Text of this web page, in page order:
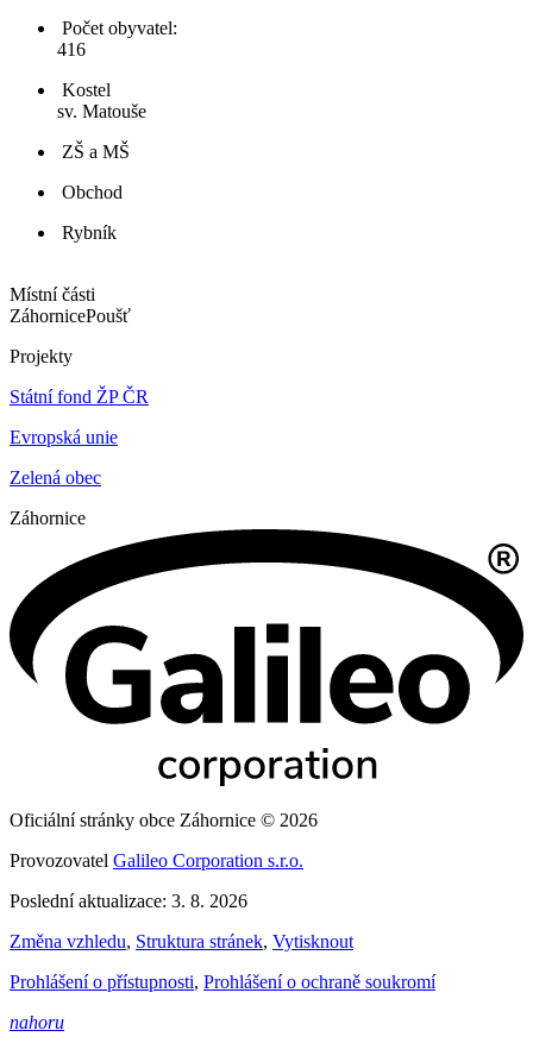
Počet obyvatel:
416
Kostel
sv. Matouše
ZŠ a MŠ
Obchod
Rybník
Místní části
ZáhornicePoušť
Projekty
Státní fond ŽP ČR
Evropská unie
Zelená obec
Záhornice
Oficiální stránky obce Záhornice © 2026
Provozovatel Galileo Corporation s.r.o.
Poslední aktualizace: 3. 8. 2026
Změna vzhledu, Struktura stránek, Vytisknout
Prohlášení o přístupnosti, Prohlášení o ochraně soukromí
nahoru